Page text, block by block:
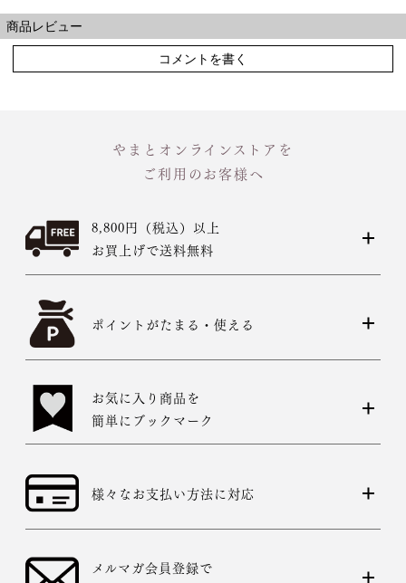
単位：１尺＝約38cm １寸＝約3.8cm １分＝約0.38cm
2 鯨尺寸法となりますので上表の cm はおおよその長さとな
ります。
商品レビュー
コメントを書く
やまとオンラインストアを
ご利用のお客様へ
8,800円（税込）以上
お買上げで送料無料
ポイントがたまる・使える
お気に入り商品を
簡単にブックマーク
様々なお支払い方法に対応
メルマガ会員登録で